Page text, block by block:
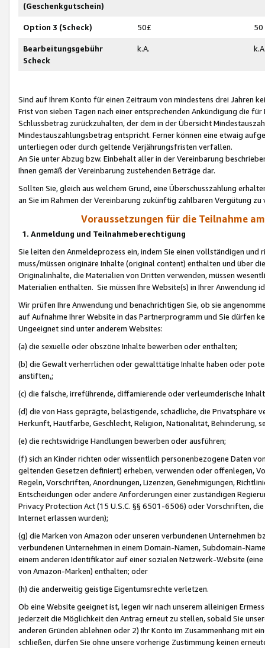
(Geschenkgutschein)
Option 3 (Scheck) 50£ 50
Bearbeitungsgebühr
Scheck
k.A.
Sind auf Ihrem Konto für einen Zeitraum von mindestens drei Jahren
Frist von sieben Tagen nach einer entsprechenden Ankündigung die
Schlussbetrag zurückzuhalten, der dem in der Übersicht
Mindestauszahlungsbetrag entspricht. Ferner können eine etwaig
unterliegen oder durch geltende Verjährungsfristen verfallen.
An Sie unter Abzug bzw. Einbehalt aller in der Vereinbarung
Ihnen gemäß der Vereinbarung zustehenden Beträge dar.
Sollten Sie, gleich aus welchem Grund, eine Überschusszahlung
an Sie im Rahmen der Vereinbarung zukünftig zahlbaren Vergütung zu
Voraussetzungen für die Teilnahme
1. Anmeldung und Teilnahmeberechtigung
Sie leiten den Anmeldeprozess ein, indem Sie einen vollständigen
muss/müssen originäre Inhalte (original content) enthalten und über
Originalinhalte, die Materialien von Dritten verwenden, müssen
Materialien enthalten. Sie müssen Ihre Website(s) in Ihrer Anwendung
Wir prüfen Ihre Anwendung und benachrichtigen Sie, ob sie
auf Aufnahme Ihrer Website in das Partnerprogramm und Sie dürfen
Ungeeignet sind unter anderem Websites:
(a) die sexuelle oder obszöne Inhalte bewerben oder enthalten;
(b) die Gewalt verherrlichen oder gewalttätige Inhalte haben oder
anstiften,;
(c) die falsche, irreführende, diffamierende oder verleumderische
(d) die von Hass geprägte, belästigende, schädliche, die Privatsphäre
Herkunft, Hautfarbe, Geschlecht, Religion, Nationalität, Behinderung,
(e) die rechtswidrige Handlungen bewerben oder ausführen;
(f) sich an Kinder richten oder wissentlich personenbezogene Daten
geltenden Gesetzen definiert) erheben, verwenden oder offenlegen,
Regeln, Vorschriften, Anordnungen, Lizenzen, Genehmigungen,
Entscheidungen oder andere Anforderungen einer zuständigen
Privacy Protection Act (15 U.S.C. §§ 6501-6506) oder Vorschriften,
Internet erlassen wurden);
(g) die Marken von Amazon oder unseren verbundenen Unternehmen
verbundenen Unternehmen in einem Domain-Namen, Subdomain-
einem anderen Identifikator auf einer sozialen Netzwerk-Website
von Amazon-Marken) enthalten; oder
(h) die anderweitig geistige Eigentumsrechte verletzen.
Ob eine Website geeignet ist, legen wir nach unserem alleinigen
jederzeit die Möglichkeit den Antrag erneut zu stellen, sobald Sie
anderen Gründen ablehnen oder 2) Ihr Konto im Zusammenhang mit
schließen, dürfen Sie ohne unsere vorherige Zustimmung keinen